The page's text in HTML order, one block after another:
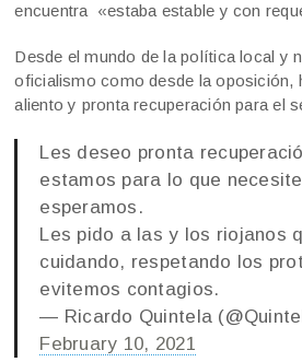
encuentra «estaba estable y con
Desde el mundo de la política local y
oficialismo como desde la oposición,
aliento y pronta recuperación para el
Les deseo pronta
estamos para lo que
esperamos.
Les pido a las y los riojanos
cuidando, respetando los
evitemos contagios.
— Ricardo Quintela
February 10, 2021